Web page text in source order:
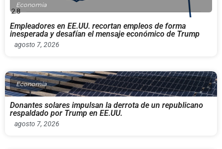
Economia
Empleadores en EE.UU. recortan empleos de forma
inesperada y desafían el mensaje económico de Trump
agosto 7, 2026
Economia
Donantes solares impulsan la derrota de un republicano
respaldado por Trump en EE.UU.
agosto 7, 2026